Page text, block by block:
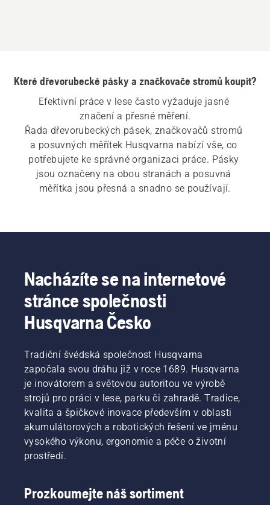
Které dřevorubecké pásky a značkovače stromů koupit?
Efektivní práce v lese často vyžaduje jasné
značení a přesné měření.
Řada dřevorubeckých pásek, značkovačů stromů
a posuvných měřítek Husqvarna nabízí vše, co
potřebujete ke správné organizaci práce. Pásky
jsou označeny na obou stranách a posuvná
měřítka jsou přesná a snadno se používají.
Nacházíte se na internetové
stránce společnosti
Husqvarna Česko
Tradiční švédská společnost Husqvarna
započala svou dráhu již v roce 1689. Husqvarna
je inovátorem a světovou autoritou ve výrobě
strojů pro práci v lese, parku či zahradě. Tradice,
kvalita a špičkové inovace především v oblasti
akumulátorových a robotických řešení ve jménu
vysokého výkonu, ergonomie a péče o životní
prostředí.
Prozkoumejte náš sortiment